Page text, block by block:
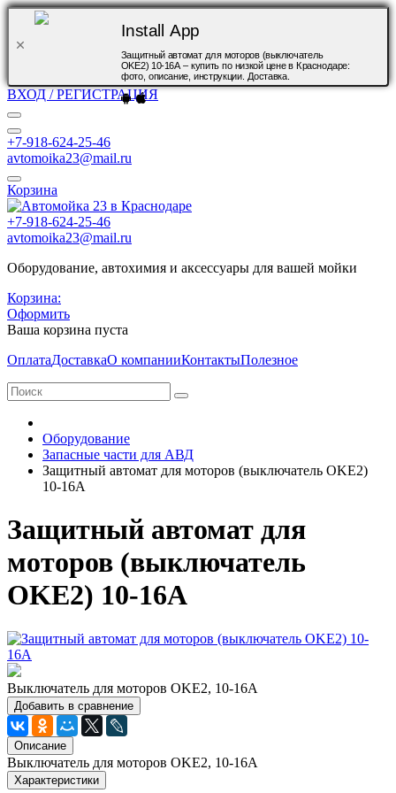
Install App
Защитный автомат для моторов (выключатель
OKE2) 10-16А – купить по низкой цене в Краснодаре:
фото, описание, инструкции. Доставка.
ВХОД / РЕГИСТРАЦИЯ
+7-918-624-25-46
avtomoika23@mail.ru
Корзина
+7-918-624-25-46
avtomoika23@mail.ru
Оборудование, автохимия и аксессуары для вашей мойки
Корзина:
Оформить
Ваша корзина пуста
ОплатаДоставкаО компанииКонтактыПолезное
Оборудование
Запасные части для АВД
Защитный автомат для моторов (выключатель OKE2)
10-16А
Защитный автомат для
моторов (выключатель
OKE2) 10-16А
Выключатель для моторов OKE2, 10-16A
Добавить в сравнение
Описание
Выключатель для моторов OKE2, 10-16A
Характеристики